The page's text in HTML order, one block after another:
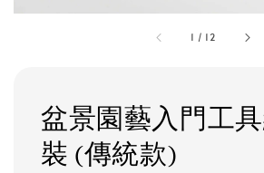
1 / 12
盆景園藝入門工
裝 (傳統款)